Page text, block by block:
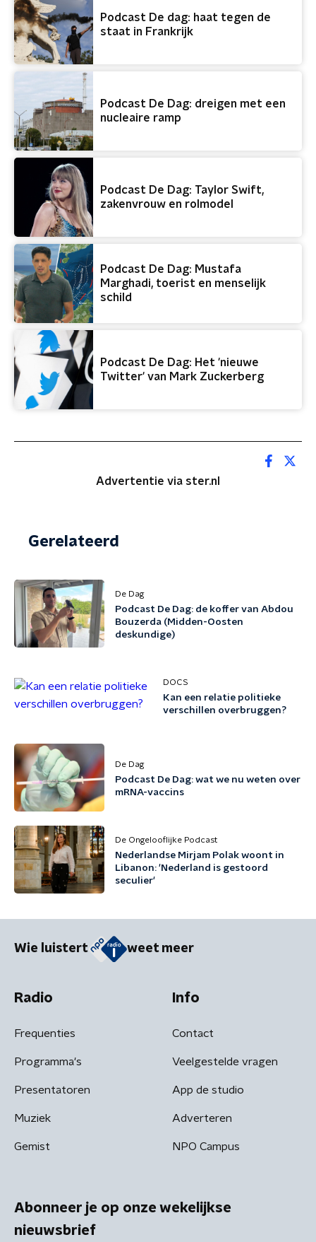
Podcast De dag: haat tegen de
staat in Frankrijk
Podcast De Dag: dreigen met een
nucleaire ramp
Podcast De Dag: Taylor Swift,
zakenvrouw en rolmodel
Podcast De Dag: Mustafa
Marghadi, toerist en menselijk
schild
Podcast De Dag: Het 'nieuwe
Twitter' van Mark Zuckerberg
Advertentie via ster.nl
Gerelateerd
De Dag
Podcast De Dag: de koffer van Abdou
Bouzerda (Midden-Oosten
deskundige)
DOCS
Kan een relatie politieke
verschillen overbruggen?
De Dag
Podcast De Dag: wat we nu weten over
mRNA-vaccins
De Ongelooflijke Podcast
Nederlandse Mirjam Polak woont in
Libanon: 'Nederland is gestoord
seculier'
Wie luistert weet meer
Radio
Frequenties
Programma's
Presentatoren
Muziek
Gemist
Info
Contact
Veelgestelde vragen
App de studio
Adverteren
NPO Campus
Abonneer je op onze wekelijkse
nieuwsbrief